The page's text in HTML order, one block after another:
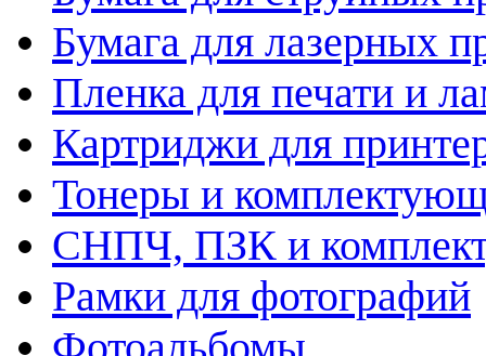
Бумага для лазерных
Пленка для печати и
Картриджи для
Тонеры и
СНПЧ, ПЗК и
Рамки для фотографий